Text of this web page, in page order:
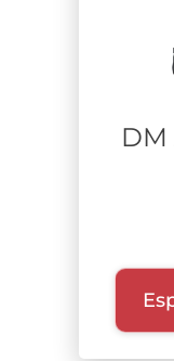
DM